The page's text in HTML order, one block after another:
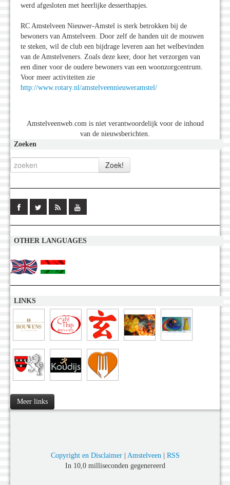
werd afgesloten met heerlijke desserthapjes.
RC Amstelveen Nieuwer-Amstel is sterk betrokken bij de
bewoners van Amstelveen. Door zelf de handen uit de mouwen
te steken, wil de club een bijdrage leveren aan het welbevinden
van de Amstelveners. Zoals deze keer, door het verzorgen van
een diner voor de oudere bewoners van een woonzorgcentrum.
Voor meer activiteiten zie
http://www.rotary.nl/amstelveennieuweramstel/
Amstelveenweb.com is niet verantwoordelijk voor de inhoud
van de nieuwsberichten.
Zoeken
OTHER LANGUAGES
LINKS
Meer links
Copyright en Disclaimer| Amstelveen
RSS
In 10,0 milliseconden gegenereerd